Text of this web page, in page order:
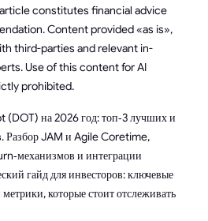
constitutes financial advice
Content provided «as is»,
third-parties and relevant in-
Use of this content for AI
prohibited.
на 2026 год: топ‑3 лучших и
Разбор JAM и Agile Coretime,
и интеграции
гайд для инвесторов: ключевые
которые стоит отслеживать